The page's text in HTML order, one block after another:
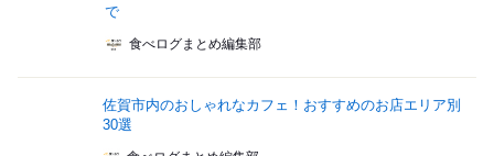
で
食べログまとめ編集部
佐賀市内のおしゃれなカフェ！おすすめのお店エリア別
30選